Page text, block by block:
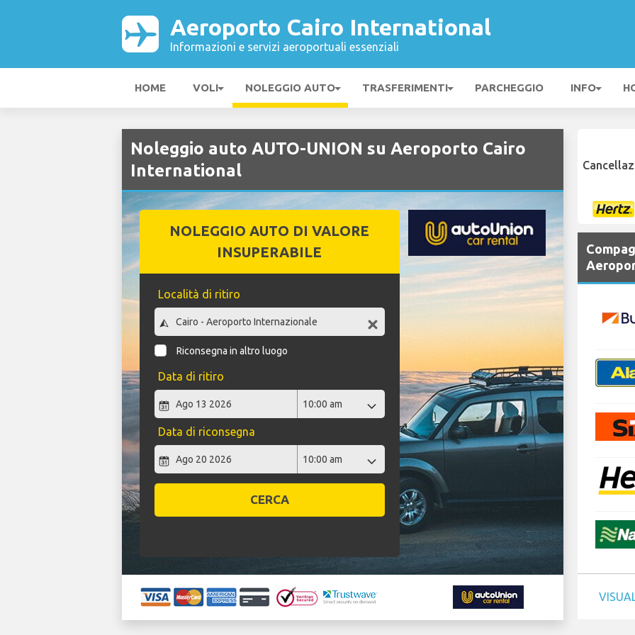
Aeroporto Cairo International
Informazioni e servizi aeroportuali essenziali
HOME VOLI NOLEGGIO AUTO TRASFERIMENTI PARCHEGGIO INFO
Noleggio auto AUTO-UNION su Aeroporto Cairo
International
NOLEGGIO AUTO DI VALORE
INSUPERABILE
Località di ritiro
Riconsegna in altro luogo
Data di ritiro
Data di riconsegna
CERCA